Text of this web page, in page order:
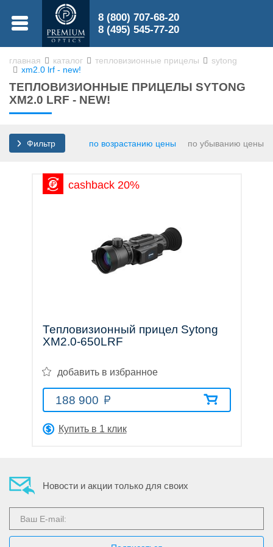
МЕНЮ
0
Коллиматорные
8 (800) 707-68-20
8 (495) 545-77-20
главная каталог тепловизионные прицелы
sytong
xm2.0 lrf - new!
ТЕПЛОВИЗИОННЫЕ ПРИЦЕЛЫ SYTONG
XM2.0 LRF - NEW!
Фильтр по возрастанию цены по убыванию цены
cashback 20%
Тепловизионный прицел Sytong
ХM2.0-650LRF
добавить в избранное
188 900
Купить в 1 клик
Новости и акции только для своих